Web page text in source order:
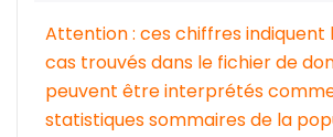
Attention : ces chiffres indiquent
cas trouvés dans le fichier de
peuvent être interprétés
statistiques sommaires de la